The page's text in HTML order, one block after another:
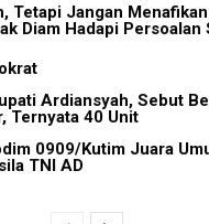
Tetapi Jangan Menafikan
Diam Hadapi Persoalan
Ardiansyah, Sebut
Ternyata 40 Unit
0909/Kutim Juara
TNI AD